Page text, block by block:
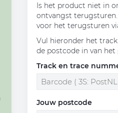
Is het product niet in
ontvangst
voor het terugsturen
Vul hieronder het
de postcode in van
Track en trace
Jouw postcode